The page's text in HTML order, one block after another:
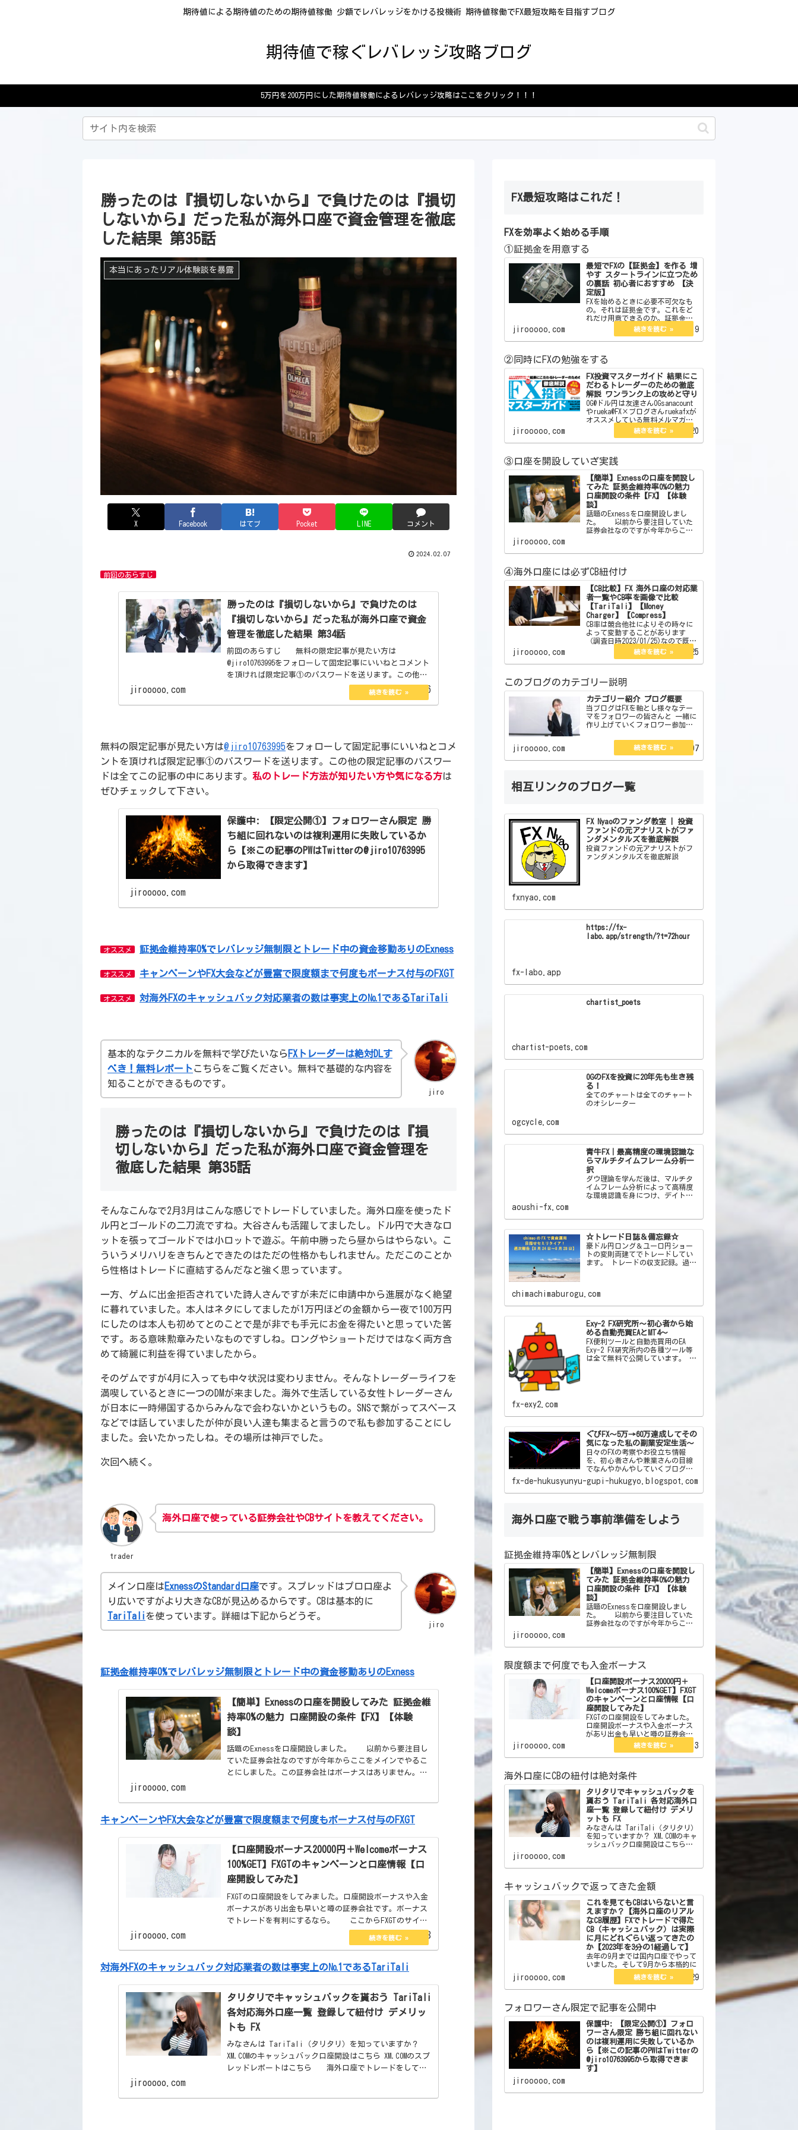
期待値による期待値のための期待値稼働 少額でレバレッジをかける投機術 期待値稼働でFX最短攻略を目指すブログ
期待値で稼ぐレバレッジ攻略ブログ
5万円を200万円にした期待値稼働によるレバレッジ攻略はここをクリック！！！
勝ったのは『損切しないから』で負けたのは『損切
しないから』だった私が海外口座で資金管理を徹底
した結果 第35話
本当にあったリアル体験談を暴露
X Facebook はてブ Pocket LINE コメント
2024.02.07
前回のあらすじ
勝ったのは『損切しないから』で負けたのは
『損切しないから』だった私が海外口座で資金
管理を徹底した結果 第34話
前回のあらすじ 無料の限定記事が見たい方は
@jiro10763995をフォローして固定記事にいいねとコメント
を頂ければ限定記事①のパスワードを送ります。この他の
限定記事のパスワードは全てこの記事の中にあります。私
jirooooo.com 2024.02.06
無料の限定記事が見たい方は@jiro10763995をフォローして固定記事にいいねとコメ
ントを頂ければ限定記事①のパスワードを送ります。この他の限定記事のパスワー
ドは全てこの記事の中にあります。 私のトレード方法が知りたい方や気になる方は
ぜひチェックして下さい。
保護中: 【限定公開①】フォロワーさん限定 勝
ち組に回れないのは複利運用に失敗しているか
ら【※この記事のPWはTwitterの@jiro10763995
から取得できます】
jirooooo.com
オススメ 証拠金維持率0%でレバレッジ無制限とトレード中の資金移動ありのExness
オススメ キャンペーンやFX大会などが豊富で限度額まで何度もボーナス付与のFXGT
オススメ 対海外FXのキャッシュバック対応業者の数は事実上の№1であるTariTali
jiro
基本的なテクニカルを無料で学びたいなら FXトレーダーは絶対DLす
べき！無料レポートこちらをご覧ください。無料で基礎的な内容を
知ることができるものです。
勝ったのは『損切しないから』で負けたのは『損
切しないから』だった私が海外口座で資金管理を
徹底した結果 第35話
そんなこんなで2月3月はこんな感じでトレードしていました。海外口座を使ったド
ル円とゴールドの二刀流ですね。大谷さんも活躍してましたし。ドル円で大きなロ
ットを張ってゴールドでは小ロットで遊ぶ。午前中勝ったら昼からはやらない。こ
ういうメリハリをきちんとできたのはただの性格かもしれません。ただこのことか
ら性格はトレードに直結するんだなと強く思っています。
一方、ゲムに出金拒否されていた詩人さんですが未だに申請中から進展がなく絶望
に暮れていました。本人はネタにしてましたが1万円ほどの金額から一夜で100万円
にしたのは本人も初めてとのことで是が非でも手元にお金を得たいと思っていた筈
です。ある意味勲章みたいなものですしね。ロングやショートだけではなく両方含
めて綺麗に利益を得ていましたから。
そのゲムですが4月に入っても中々状況は変わりません。そんなトレーダーライフを
満喫しているときに一つのDMが来ました。海外で生活している女性トレーダーさん
が日本に一時帰国するからみんなで会わないかというもの。SNSで繋がってスペース
などでは話していましたが仲が良い人達も集まると言うので私も参加することにし
ました。会いたかったしね。その場所は神戸でした。
次回へ続く。
trader
海外口座で使っている証券会社やCBサイトを教えてください。
jiro
メイン口座はExnessのStandard口座です。スプレッドはプロ口座よ
り広いですがより大きなCBが見込めるからです。CBは基本的に
TariTaliを使っています。詳細は下記からどうぞ。
証拠金維持率0%でレバレッジ無制限とトレード中の資金移動ありのExness
【簡単】Exnessの口座を開設してみた 証拠金維
持率0%の魅力 口座開設の条件【FX】【体験
談】
話題のExnessを口座開設しました。 以前から要注目し
ていた証券会社なのですが今年からここをメインでやるこ
とにしました。この証券会社はボーナスはありません。し
jirooooo.com
キャンペーンやFX大会などが豊富で限度額まで何度もボーナス付与のFXGT
【口座開設ボーナス20000円＋Welcomeボーナス
100%GET】FXGTのキャンペーンと口座情報【口
座開設してみた】
FXGTの口座開設をしてみました。口座開設ボーナスや入金
ボーナスがあり出金も早いと噂の証券会社です。ボーナス
でトレードを有利にするなら。 ここからFXGTのサイト
に飛べます 【口座開設ボーナス20000円＋Welcomeボー
jirooooo.com 2023.02.13
対海外FXのキャッシュバック対応業者の数は事実上の№1であるTariTali
タリタリでキャッシュバックを貰おう TariTali
各対応海外口座一覧 登録して紐付け デメリッ
トも FX
みなさんは TariTali（タリタリ）を知っていますか？
XM.COMのキャッシュバック口座開設はこちら XM.COMのスプ
レッドレポートはこちら 海外口座でトレードをしてい
jirooooo.com
FX最短攻略はこれだ！
FXを効率よく始める手順
①証拠金を用意する
最短でFXの【証拠金】を作る 増
やす スタートラインに立つため
の裏話 初心者におすすめ 【決
定版】
FXを始めるときに必要不可欠なも
の。それは証拠金です。これをど
れだけ用意できるのか。証拠金が
なければスタートラインにすら立
てません。今回はその証拠金の作
り方を教えます。また初心者向き
も言及していきます。 j…
jirooooo.com 2022.06.19
②同時にFXの勉強をする
FX投資マスターガイド 結果にこ
だわるトレーダーのための徹底
解説 ワンランク上の攻めと守り
OG@ドル円は友達さんOGsanacount
やrueka@FX×ブログさんruekafxが
オススメしている無料メルマガが
あります。それがこちらになりま
す。 【無料】現役プロトレー
ダーが総合監修したFX投資E-BOOK
jirooooo.com 2022.09.20
③口座を開設していざ実践
【簡単】Exnessの口座を開設し
てみた 証拠金維持率0%の魅力
口座開設の条件【FX】【体験
談】
話題のExnessを口座開設しまし
た。 以前から要注目していた
証券会社なのですが今年からここ
せん。しかしそれを補う魅力が沢
と思います。 【簡単
jirooooo.com
④海外口座には必ずCB紐付け
【CB比較】FX 海外口座の対応業
者一覧やCB率を画像で比較
【TariTali】【Money
Charger】【Compress】
CB率は競合他社によりその時々に
よって変動することがあります
（調査日時2023/01/25)なので既存
のCB率が少し低い、または高いか
らと言ってずっとそのままという
訳でもありません。今現在は口座
の3つのCB率…
jirooooo.com 2023.01.25
このブログのカテゴリー説明
カテゴリー紹介 ブログ概要
当ブログはFXを軸とし様々なテー
マをフォロワーの皆さんと 一緒に
作り上げていくフォロワー参加型
関するもので 企画、体験談、私
見、紹介、大喜利と 1分で読める
コラム＆エッセイがあります。
jirooooo.com 2022.08.07
相互リンクのブログ一覧
FX Nyaoのファンダ教室 | 投資
ファンドの元アナリストがファ
ンダメンタルズを徹底解説
投資ファンドの元アナリストがフ
ァンダメンタルズを徹底解説
fxnyao.com
https://fx-
labo.app/strength/?t=72hour
fx-labo.app
chartist_poets
chartist-poets.com
OGのFXを投資に20年先も生き残
る！
全てのチャートは全てのチャート
のオシレーター
ogcycle.com
青牛FX｜最高精度の環境認識な
らマルチタイムフレーム分析一
択
ダウ理論を学んだ後は、マルチタ
イムフレーム分析によって高精度
な環境認識を身につけ、デイトレ
aoushi-fx.com
☆トレード日誌＆備忘録☆
豪ドル円ロング＆ユーロ円ショー
トの変則両建てでトレードしてい
ます。 トレードの収支記録。過去
chimachimaburogu.com
Exy-2 FX研究所～初心者から始
める自動売買EAとMT4～
FX便利ツールと自動売買用のEA
Exy-2 FX研究所内の各種ツール等
は全て無料で公開しています。 私
fx-exy2.com
ぐぴFX～5万→60万達成してその
気になった私の副業安定生活～
日々のFXの考察やお役立ち情報
を、初心者さんや兼業さんの目線
でなんやかんやしていくブログで
す(*‘ω‘ *)ﾜｸﾜｸ
fx-de-hukusyunyu-gupi-hukugyo.blogspot.com
海外口座で戦う事前準備をしよう
証拠金維持率0%とレバレッジ無制限
【簡単】Exnessの口座を開設し
てみた 証拠金維持率0%の魅力
口座開設の条件【FX】【体験
談】
話題のExnessを口座開設しまし
た。 以前から要注目していた
証券会社なのですが今年からここ
せん。しかしそれを補う魅力が沢
と思います。 【簡単
jirooooo.com
限度額まで何度でも入金ボーナス
【口座開設ボーナス20000円＋
Welcomeボーナス100%GET】FXGT
のキャンペーンと口座情報【口
座開設してみた】
FXGTの口座開設をしてみました。
口座開設ボーナスや入金ボーナス
があり出金も早いと噂の証券会社
です。ボーナスでトレードを有利
にするなら。 ここからFXGTの
サイトに飛べます 【口座開設
ス10…
jirooooo.com 2023.02.13
海外口座にCBの紐付は絶対条件
タリタリでキャッシュバックを
貰おう TariTali 各対応海外口
座一覧 登録して紐付け デメリ
ットも FX
みなさんは TariTali（タリタリ）
を知っていますか？ XM.COMのキャ
ッシュバック口座開設はこちら
ている方なら 一度は聞いたことが
jirooooo.com
キャッシュバックで返ってきた金額
これを見てもCBはいらないと言
えますか？【海外口座のリアル
なCB履歴】FXでトレードで得た
CB（キャッシュバック）は実際
に月にどれぐらい返ってきたの
か【2023年を3分の1経過して】
去年の9月までは国内口座でやって
いました。そして9月から本格的に
海外口座を始めて今年の1月からは
メインの証券会社を変えました。
国内口座の時は海外口座のような
PayPayが後から返ってくるものは
利用していまし…
jirooooo.com 2023.04.29
フォロワーさん限定で記事を公開中
保護中: 【限定公開①】フォロ
ワーさん限定 勝ち組に回れない
のは複利運用に失敗しているか
ら【※この記事のPWはTwitterの
@jiro10763995から取得できま
す】
jirooooo.com